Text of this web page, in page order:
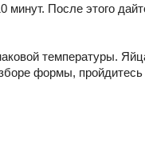
После этого
температуры.
формы,